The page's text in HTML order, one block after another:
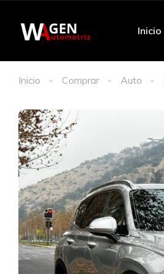
Inicio
Inicio Comprar Auto